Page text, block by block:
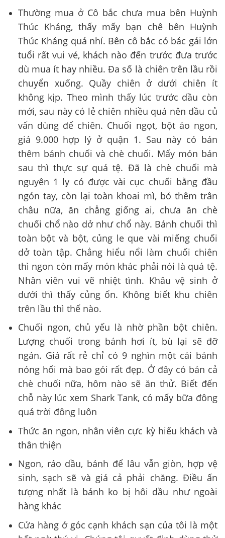
Thường mua ở Cô bắc chưa mua bên Huỳnh
Thúc Kháng, thấy mấy bạn chê bên Huỳnh
Thúc Kháng quá nhỉ. Bên cô bắc có bác gái lớn
tuổi rất vui vẻ, khách nào đến trước đưa trước
dù mua ít hay nhiều. Đa số là chiên trên lầu rồi
chuyển xuống. Quầy chiên ở dưới chiên ít
không kịp. Theo mình thấy lúc trước dầu còn
mới, sau này có lẻ chiên nhiều quá nên dầu củ
vẩn dùng để chiên. Chuối ngọt, bột áo ngon,
giá 9.000 hợp lý ở quận 1. Sau này có bán
thêm bánh chuối và chè chuối. Mấy món bán
sau thì thực sự quá tệ. Đã là chè chuối mà
nguyên 1 ly có được vài cục chuối bằng đầu
ngón tay, còn lại toàn khoai mì, bỏ thêm trân
châu nữa, ăn chẳng giống ai, chưa ăn chè
chuối chổ nào dở như chổ này. Bánh chuối thì
toàn bột và bột, củng le que vài miếng chuối
dở toàn tập. Chẳng hiểu nổi làm chuối chiên
thì ngon còn mấy món khác phải nói là quá tệ.
Nhân viên vui vẽ nhiệt tình. Khâu vệ sinh ở
dưới thì thấy củng ổn. Không biết khu chiên
trên lầu thì thế nào.
Chuối ngon, chủ yếu là nhờ phần bột chiên.
Lượng chuối trong bánh hơi ít, bù lại sẽ đỡ
ngán. Giá rất rẻ chỉ có 9 nghìn một cái bánh
nóng hổi mà bao gói rất đẹp. Ở đây có bán cả
chè chuối nữa, hôm nào sẽ ăn thử. Biết đến
chỗ này lúc xem Shark Tank, có mấy bữa đông
quá trời đông luôn
Thức ăn ngon, nhân viên cực kỳ hiếu khách và
thân thiện
Ngon, ráo dầu, bánh để lâu vẫn giòn, hợp vệ
sinh, sạch sẽ và giá cả phải chăng. Điều ấn
tượng nhất là bánh ko bị hôi dầu như ngoài
hàng khác
Cửa hàng ở góc cạnh khách sạn của tôi là một